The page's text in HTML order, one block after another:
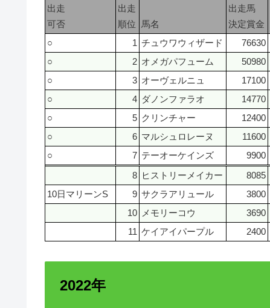
出走
可否
出走
順位
馬名
出走馬
決定賞金
○
1 チュウワウィザード 76630
○
2 オメガパフューム 50980
○
3 オーヴェルニュ 17100
○
4 ダノンファラオ 14770
○
5 クリンチャー 12400
○
6 マルシュロレーヌ 11600
○
7 テーオーケインズ 9900
8 ヒストリーメイカー 8085
10日マリーンS
9 サクラアリュール 3800
10 メモリーコウ 3690
11 ケイアイパープル 2400
2022年